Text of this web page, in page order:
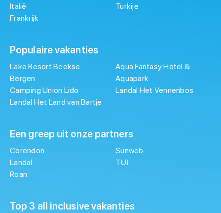
Italië
Frankrijk
Turkije
Populaire vakanties
Lake Resort Beekse
Bergen
Camping Union Lido
Landal Het Land van Bartje
Aqua Fantasy Hotel &
Aquapark
Landal Het Vennenbos
Een greep uit onze partners
Corendon
Landal
Roan
Sunweb
TUI
Top 3 all inclusive vakanties